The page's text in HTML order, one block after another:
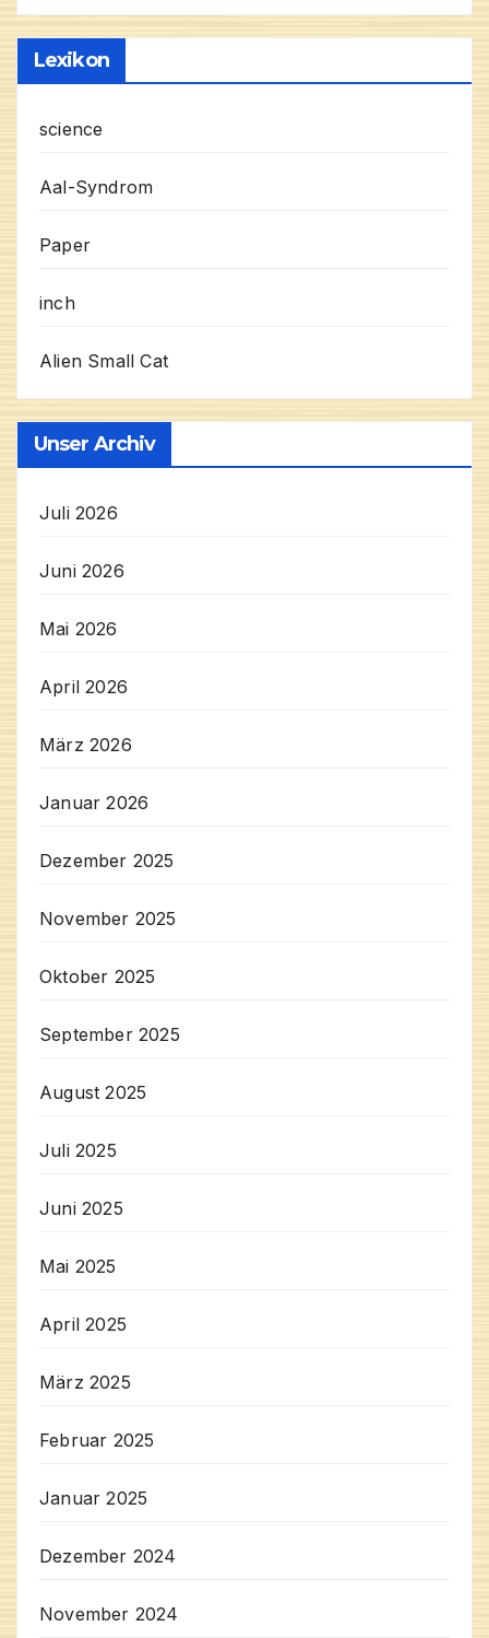
Lexikon
science
Aal-Syndrom
Paper
inch
Alien Small Cat
Unser Archiv
Juli 2026
Juni 2026
Mai 2026
April 2026
März 2026
Januar 2026
Dezember 2025
November 2025
Oktober 2025
September 2025
August 2025
Juli 2025
Juni 2025
Mai 2025
April 2025
März 2025
Februar 2025
Januar 2025
Dezember 2024
November 2024